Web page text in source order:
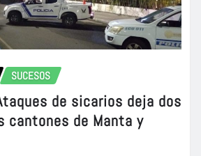
SUCESOS
de sicarios deja dos
cantones de Manta y